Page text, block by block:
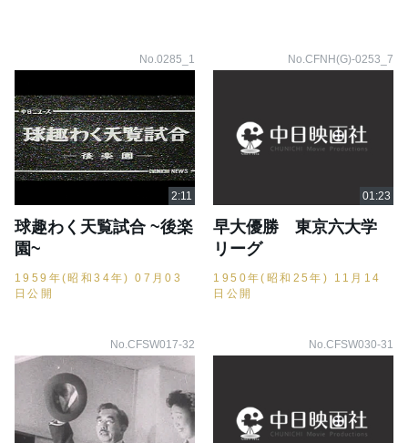
No.0285_1
球趣わく天覧試合 ~後楽
園~
1959年(昭和34年) 07月03
日公開
No.CFNH(G)-0253_7
早大優勝 東京六大学
リーグ
1950年(昭和25年) 11月14
日公開
No.CFSW017-32 No.CFSW030-31